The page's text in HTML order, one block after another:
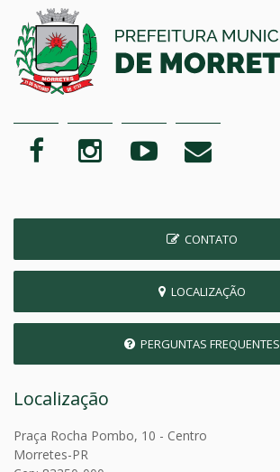
CONTATO
LOCALIZAÇÃO
PERGUNTAS FREQUENTES
Localização
Praça Rocha Pombo, 10 - Centro
Morretes-PR